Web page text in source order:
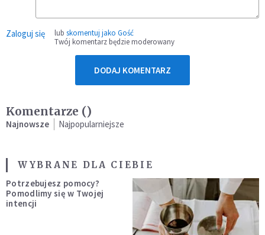
Zaloguj się lub skomentuj jako Gość
Twój komentarz będzie moderowany
DODAJ KOMENTARZ
Komentarze ()
Najnowsze Najpopularniejsze
WYBRANE DLA CIEBIE
Potrzebujesz pomocy?
Pomodlimy się w Twojej
intencji